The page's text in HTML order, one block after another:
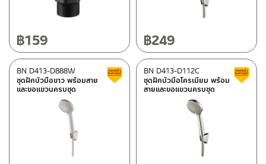
฿159 ฿249
ชุดฝักบัวมือขาว พร้อมสาย
และขอแขวนครบชุด
BN D413-D888W สินค้าลดราคา เคลียร์สต็อก
ชุดฝักบัวมือโครเมียม พร้อม
สายและขอแขวนครบชุด
BN D413-D112C